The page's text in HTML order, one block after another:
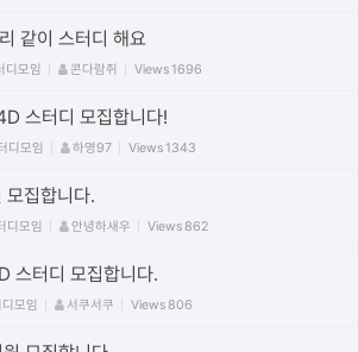
같이 스터디 해요
디모임 콘다람쥐 Views1696
스터디 모집합니다!
디모임 하영97 Views1343
집합니다.
디모임 안녕하새우 Views862
스터디 모집합니다.
모임 서쿠서쿠 Views806